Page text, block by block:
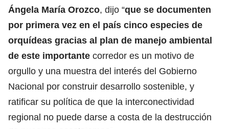
Ángela María Orozco, dijo “que se documenten
por primera vez en el país cinco especies de
orquídeas gracias al plan de manejo ambiental
de este importante corredor es un motivo de
orgullo y una muestra del interés del Gobierno
Nacional por construir desarrollo sostenible, y
ratificar su política de que la interconectividad
regional no puede darse a costa de la destrucción